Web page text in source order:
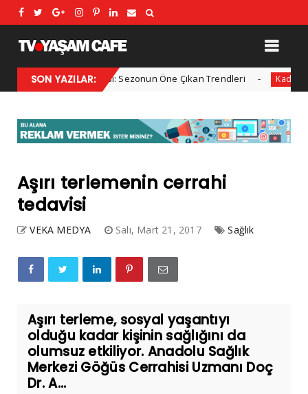
SON YAZILAR:
2025 Kış Modası: Sezonun Öne Çıkan Trendleri Kadın Her
Aşırı terlemenin cerrahi
tedavisi
VEKA MEDYA Salı, Mart 21, 2017 Sağlık
Aşırı terleme, sosyal yaşantıyı
olduğu kadar kişinin sağlığını da
olumsuz etkiliyor. Anadolu Sağlık
Merkezi Göğüs Cerrahisi Uzmanı Doç
Dr. A...